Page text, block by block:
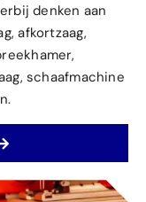
denken aan
afkortzaag,
schaafmachine